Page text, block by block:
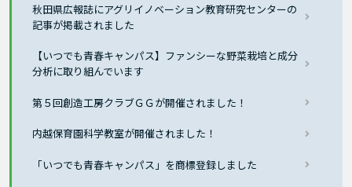
秋田県広報誌にアグリイノベーション教育研究センターの
記事が掲載されました
【いつでも青春キャンパス】ファンシーな野菜栽培と成分
分析に取り組んでいます
第５回創造工房クラブＧＧが開催されました！
内越保育園科学教室が開催されました！
「いつでも青春キャンパス」を商標登録しました